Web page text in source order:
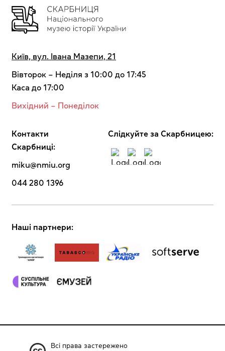
Київ, вул. Івана Мазепи, 21
Вівторок – Неділя з 10:00 до 17:45
Каса до 17:00
Вихідний – Понеділок
Контакти
Скарбниці:
miku@nmiu.org
044 280 1396
Cлідкуйте за Скарбницею:
Наші партнери:
Всі права застережено